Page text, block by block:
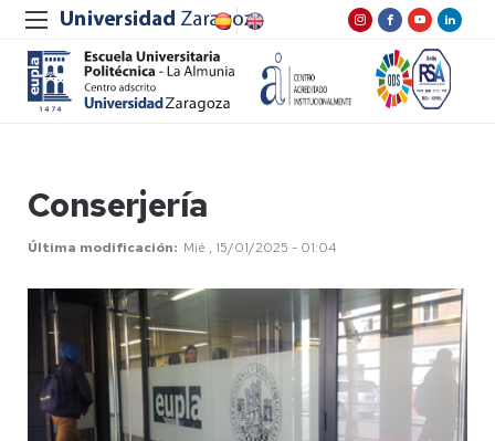
Conserjería
Última modificación Mié , 15/01/2025 - 01:04